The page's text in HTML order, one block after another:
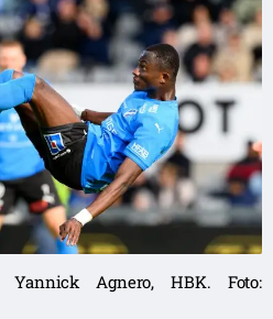
Yannick Agnero, HBK. Foto: